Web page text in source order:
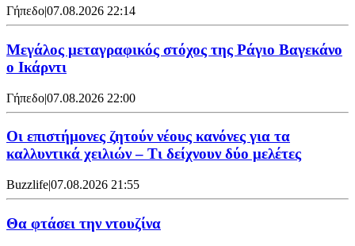
Γήπεδο|07.08.2026 22:14
Μεγάλος μεταγραφικός στόχος της Ράγιο Βαγεκάνο
ο Ικάρντι
Γήπεδο|07.08.2026 22:00
Οι επιστήμονες ζητούν νέους κανόνες για τα
καλλυντικά χειλιών – Τι δείχνουν δύο μελέτες
Buzzlife|07.08.2026 21:55
Θα φτάσει την ντουζίνα